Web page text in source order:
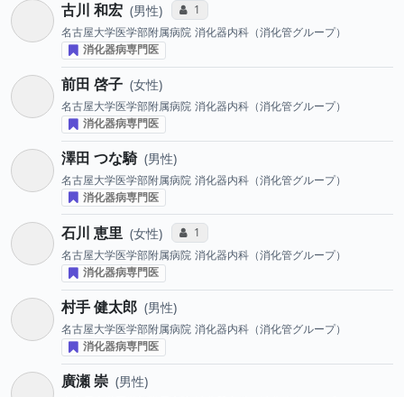
古川 和宏 男性 コミュニケーション・タイプ投票数
1
名古屋大学医学部附属病院 消化器内科（消化管グループ）
消化器病専門医
前田 啓子 女性
名古屋大学医学部附属病院 消化器内科（消化管グループ）
消化器病専門医
澤田 つな騎 男性
名古屋大学医学部附属病院 消化器内科（消化管グループ）
消化器病専門医
石川 恵里 女性 コミュニケーション・タイプ投票数
1
名古屋大学医学部附属病院 消化器内科（消化管グループ）
消化器病専門医
村手 健太郎 男性
名古屋大学医学部附属病院 消化器内科（消化管グループ）
消化器病専門医
廣瀬 崇 男性